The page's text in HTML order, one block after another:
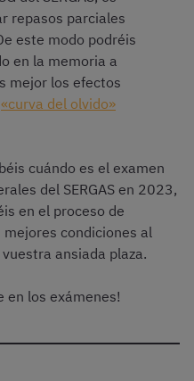
repasos parciales
este modo podréis
en la memoria a
mejor los efectos
«curva del olvido»
cuándo es el examen
del SERGAS en 2023,
en el proceso de
condiciones al
ansiada plaza.
en los exámenes!